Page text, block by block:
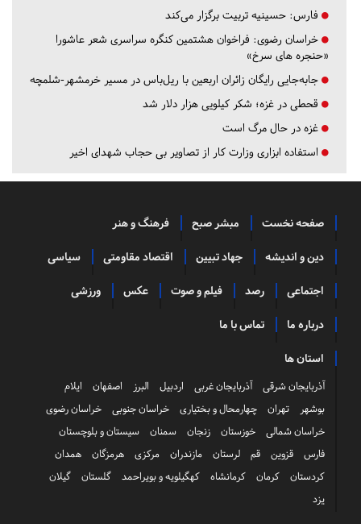
فارس: حسینیه تربیت برگزار می‌کند
خراسان رضوی: فراخوان هشتمین کنگره سراسری شعر عاشورا
«حنجره های سرخ»
جابه‌جایی رایگان زائران اربعین با ریل‌باس در مسیر خرمشهر-شلمچه
قحطی در غزه؛ شکر کیلویی هزار دلار شد
غزه در حال مرگ است
استفاده ابزاری وزارت کار از تصاویر بی حجاب شهدای اخیر
صفحه نخست مبشر صبح فرهنگ و هنر
دین و اندیشه جهاد تبیین اقتصاد مقاومتی سیاسی
اجتماعی رصد فیلم و صوت عکس ورزشی
درباره ما تماس با ما
استان ها
آذربایجان شرقی آذربایجان غربی اردبیل البرز اصفهان
ایلام
بوشهر
تهران چهارمحال و بختیاری خراسان جنوبی
خراسان رضوی
خراسان شمالی
خوزستان زنجان سمنان
سیستان و بلوچستان
فارس
قزوین قم لرستان مازندران مرکزی هرمزگان
همدان
کردستان
کرمان کرمانشاه کهگیلویه و بویراحمد گلستان
گیلان
یزد